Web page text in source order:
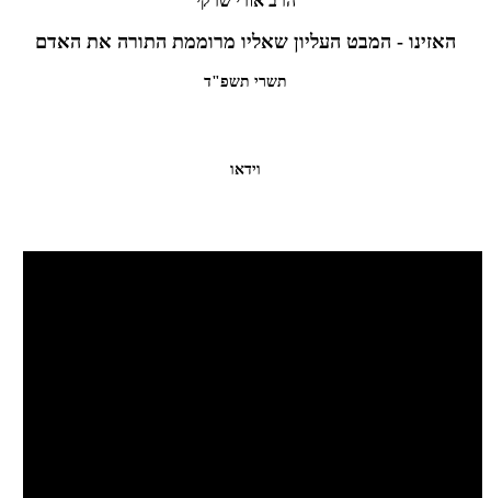
האזינו - המבט העליון שאליו מרוממת התורה את האדם
תשרי תשפ"ד
וידאו